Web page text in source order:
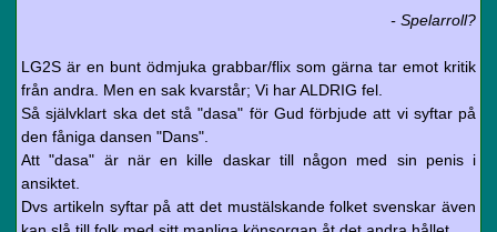
- Spelarroll?
LG2S är en bunt ödmjuka grabbar/flix som gärna tar emot kritik
från andra. Men en sak kvarstår; Vi har ALDRIG fel.
Så självklart ska det stå "dasa" för Gud förbjude att vi syftar på
den fåniga dansen "Dans".
Att "dasa" är när en kille daskar till någon med sin penis i
ansiktet.
Dvs artikeln syftar på att det mustälskande folket svenskar även